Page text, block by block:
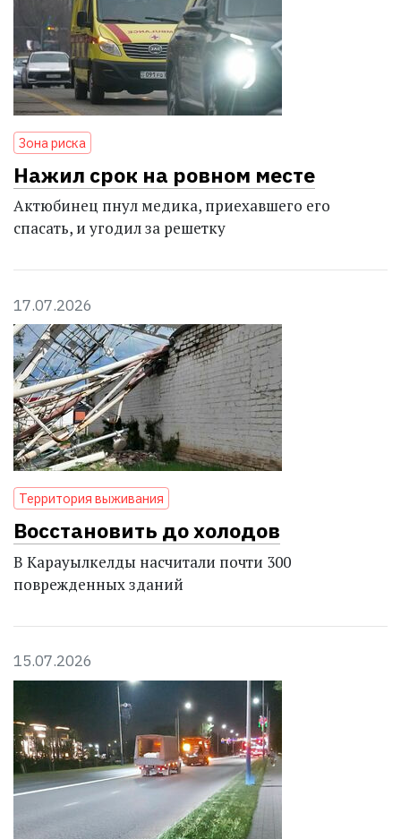
Зона риска
Нажил срок на ровном месте
Актюбинец пнул медика, приехавшего его
спасать, и угодил за решетку
17.07.2026
Территория выживания
Восстановить до холодов
В Карауылкелды насчитали почти 300
поврежденных зданий
15.07.2026